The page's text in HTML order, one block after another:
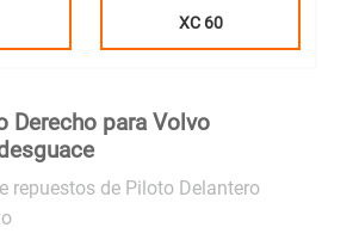
XC 60
Derecho para Volvo
repuestos de Piloto Delantero